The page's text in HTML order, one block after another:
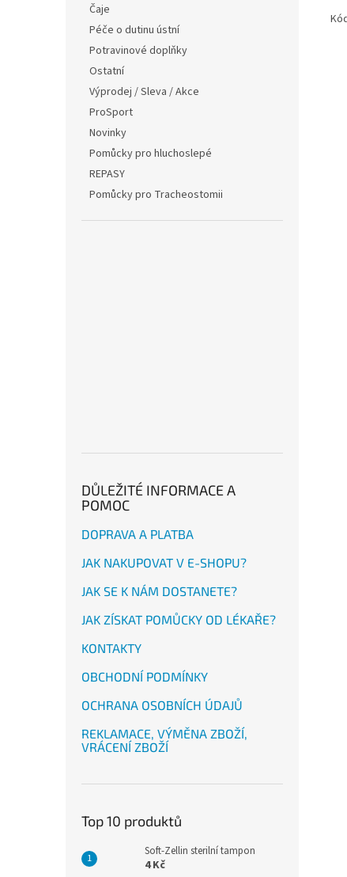
Čaje
Péče o dutinu ústní
Potravinové doplňky
Ostatní
Výprodej / Sleva / Akce
ProSport
Novinky
Pomůcky pro hluchoslepé
REPASY
Pomůcky pro Tracheostomii
DŮLEŽITÉ INFORMACE A
POMOC
DOPRAVA A PLATBA
JAK NAKUPOVAT V E-SHOPU?
JAK SE K NÁM DOSTANETE?
JAK ZÍSKAT POMŮCKY OD LÉKAŘE?
KONTAKTY
OBCHODNÍ PODMÍNKY
OCHRANA OSOBNÍCH ÚDAJŮ
REKLAMACE, VÝMĚNA ZBOŽÍ,
VRÁCENÍ ZBOŽÍ
Top 10 produktů
Soft-Zellin sterilní tampon
4 Kč